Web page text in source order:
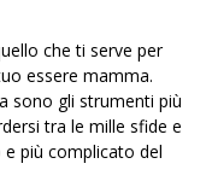
che ti serve per
essere mamma.
sono gli strumenti più
tra le mille sfide e
più complicato del